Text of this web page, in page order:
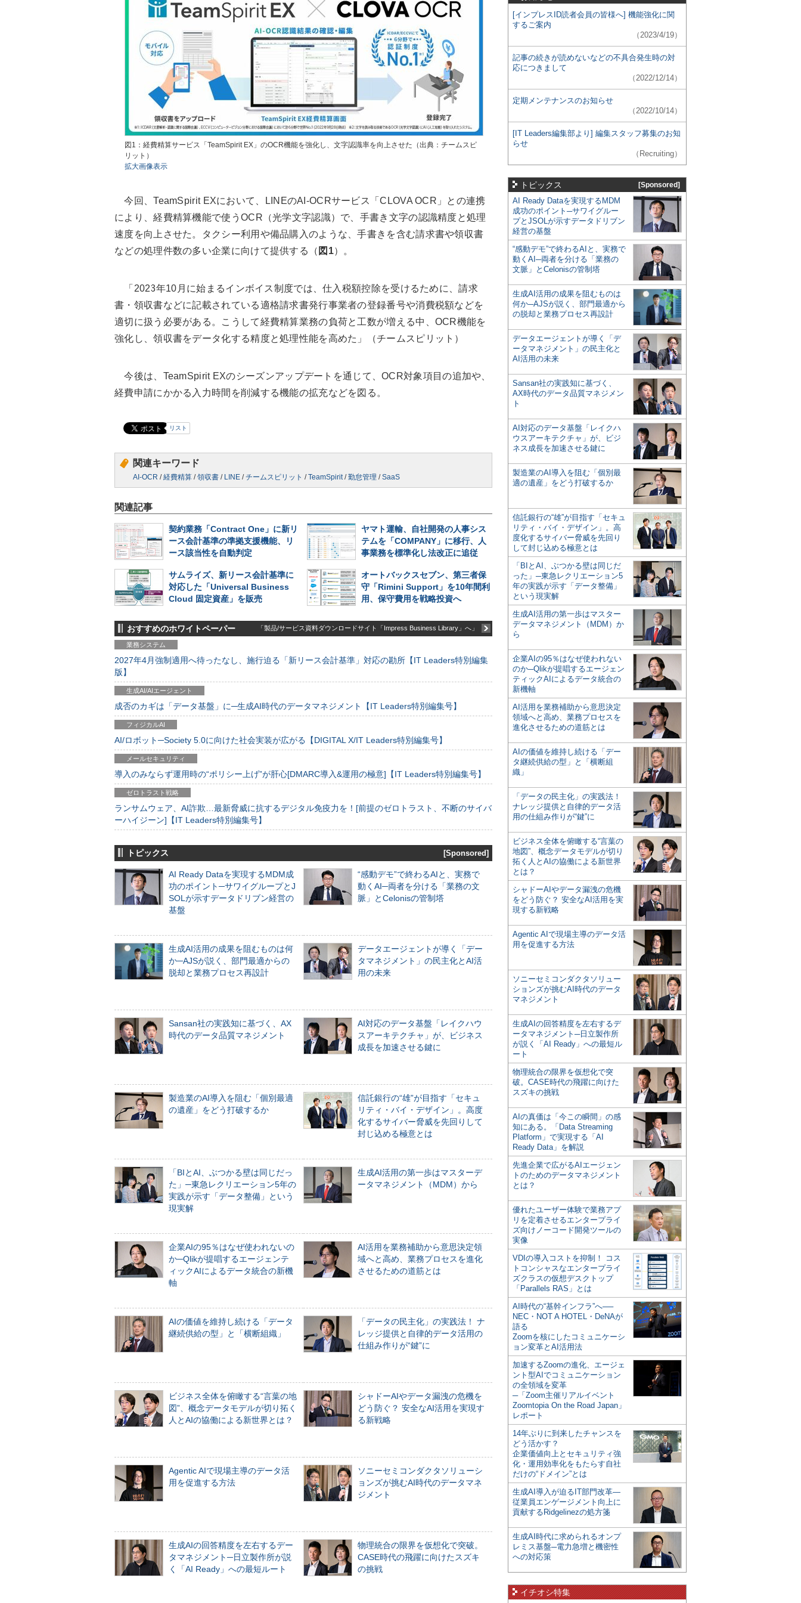
図1：経費精算サービス「TeamSpirit EX」のOCR機能を強化し、文字認識率を向上させた（出典：チームスピ
リット）
拡大画像表示
今回、TeamSpirit EXにおいて、LINEのAI-OCRサービス「CLOVA OCR」との連携
により、経費精算機能で使うOCR（光学文字認識）で、手書き文字の認識精度と処理
速度を向上させた。タクシー利用や備品購入のような、手書きを含む請求書や領収書
などの処理件数の多い企業に向けて提供する（ 図1）。
「2023年10月に始まるインボイス制度では、仕入税額控除を受けるために、請求
書・領収書などに記載されている適格請求書発行事業者の登録番号や消費税額などを
適切に扱う必要がある。こうして経費精算業務の負荷と工数が増える中、OCR機能を
強化し、領収書をデータ化する精度と処理性能を高めた」（チームスピリット）
今後は、TeamSpirit EXのシーズンアップデートを通じて、OCR対象項目の追加や、
経費申請にかかる入力時間を削減する機能の拡充などを図る。
リスト
関連キーワード
AI-OCR /経費精算 /領収書 / LINE /チームスピリット /TeamSpirit/勤怠管理 /SaaS
関連記事
契約業務「Contract One」に新リ
ース会計基準の準拠支援機能、リ
ース該当性を自動判定
ヤマト運輸、自社開発の人事シス
テムを「COMPANY」に移行、人
事業務を標準化し法改正に追従
サムライズ、新リース会計基準に
対応した「Universal Business
Cloud 固定資産」を販売
オートバックスセブン、第三者保
守「Rimini Support」を10年間利
用、保守費用を戦略投資へ
おすすめのホワイトペーパー 「製品/サービス資料ダウンロードサイト「Impress Business Library」へ」
業務システム
2027年4月強制適用へ待ったなし、施行迫る「新リース会計基準」対応の勘所【IT Leaders特別編集
版】
生成AI/AIエージェント
成否のカギは「データ基盤」に─生成AI時代のデータマネジメント【IT Leaders特別編集号】
フィジカルAI
AI/ロボット─Society 5.0に向けた社会実装が広がる【DIGITAL X/IT Leaders特別編集号】
メールセキュリティ
導入のみならず運用時の“ポリシー上げ”が肝心[DMARC導入&運用の極意]【IT Leaders特別編集号】
ゼロトラスト戦略
ランサムウェア、AI詐欺…最新脅威に抗するデジタル免疫力を！[前提のゼロトラスト、不断のサイバ
ーハイジーン]【IT Leaders特別編集号】
トピックス [Sponsored]
AI Ready Dataを実現するMDM成
功のポイント─サワイグループとJ
SOLが示すデータドリブン経営の
基盤
“感動デモ”で終わるAIと、実務で
動くAI─両者を分ける「業務の文
脈」とCelonisの管制塔
生成AI活用の成果を阻むものは何
か─AJSが説く、部門最適からの
脱却と業務プロセス再設計
データエージェントが導く「デー
タマネジメント」の民主化とAI活
用の未来
Sansan社の実践知に基づく、AX
時代のデータ品質マネジメント
AI対応のデータ基盤「レイクハウ
スアーキテクチャ」が、ビジネス
成長を加速させる鍵に
製造業のAI導入を阻む「個別最適
の遺産」をどう打破するか
信託銀行の“雄”が目指す「セキュ
リティ・バイ・デザイン」。高度
化するサイバー脅威を先回りして
封じ込める極意とは
「BIとAI、ぶつかる壁は同じだっ
た」─東急レクリエーション5年の
実践が示す「データ整備」という
現実解
生成AI活用の第一歩はマスターデ
ータマネジメント（MDM）から
企業AIの95％はなぜ使われないの
か─Qlikが提唱するエージェンテ
ィックAIによるデータ統合の新機
軸
AI活用を業務補助から意思決定領
域へと高め、業務プロセスを進化
させるための道筋とは
AIの価値を維持し続ける「データ
継続供給の型」と「横断組織」
「データの民主化」の実践法！ ナ
レッジ提供と自律的データ活用の
仕組み作りが“鍵”に
ビジネス全体を俯瞰する“言葉の地
図”、概念データモデルが切り拓く
人とAIの協働による新世界とは？
シャドーAIやデータ漏洩の危機を
どう防ぐ？ 安全なAI活用を実現す
る新戦略
Agentic AIで現場主導のデータ活
用を促進する方法
ソニーセミコンダクタソリューシ
ョンズが挑むAI時代のデータマネ
ジメント
生成AIの回答精度を左右するデー
タマネジメント─日立製作所が説
く「AI Ready」への最短ルート
物理統合の限界を仮想化で突破。
CASE時代の飛躍に向けたスズキ
の挑戦
[インプレスID読者会員の皆様へ] 機能強化に関
するご案内
（2023/4/19）
記事の続きが読めないなどの不具合発生時の対
応につきまして
（2022/12/14）
定期メンテナンスのお知らせ
（2022/10/14）
[IT Leaders編集部より] 編集スタッフ募集のお知
らせ
（Recruiting）
トピックス [Sponsored]
AI Ready Dataを実現するMDM
成功のポイント─サワイグルー
プとJSOLが示すデータドリブン
経営の基盤
“感動デモ”で終わるAIと、実務で
動くAI─両者を分ける「業務の
文脈」とCelonisの管制塔
生成AI活用の成果を阻むものは
何か─AJSが説く、部門最適から
の脱却と業務プロセス再設計
データエージェントが導く「デ
ータマネジメント」の民主化と
AI活用の未来
Sansan社の実践知に基づく、
AX時代のデータ品質マネジメン
ト
AI対応のデータ基盤「レイクハ
ウスアーキテクチャ」が、ビジ
ネス成長を加速させる鍵に
製造業のAI導入を阻む「個別最
適の遺産」をどう打破するか
信託銀行の“雄”が目指す「セキュ
リティ・バイ・デザイン」。高
度化するサイバー脅威を先回り
して封じ込める極意とは
「BIとAI、ぶつかる壁は同じだ
った」─東急レクリエーション5
年の実践が示す「データ整備」
という現実解
生成AI活用の第一歩はマスター
データマネジメント（MDM）か
ら
企業AIの95％はなぜ使われない
のか─Qlikが提唱するエージェン
ティックAIによるデータ統合の
新機軸
AI活用を業務補助から意思決定
領域へと高め、業務プロセスを
進化させるための道筋とは
AIの価値を維持し続ける「デー
タ継続供給の型」と「横断組
織」
「データの民主化」の実践法！
ナレッジ提供と自律的データ活
用の仕組み作りが“鍵”に
ビジネス全体を俯瞰する“言葉の
地図”、概念データモデルが切り
拓く人とAIの協働による新世界
とは？
シャドーAIやデータ漏洩の危機
をどう防ぐ？ 安全なAI活用を実
現する新戦略
Agentic AIで現場主導のデータ活
用を促進する方法
ソニーセミコンダクタソリュー
ションズが挑むAI時代のデータ
マネジメント
生成AIの回答精度を左右するデ
ータマネジメント─日立製作所
が説く「AI Ready」への最短ル
ート
物理統合の限界を仮想化で突
破。CASE時代の飛躍に向けた
スズキの挑戦
AIの真価は「今この瞬間」の感
知にある。「Data Streaming
Platform」で実現する「AI
Ready Data」を解説
先進企業で広がるAIエージェン
トのためのデータマネジメント
とは？
優れたユーザー体験で業務アプ
リを定着させるエンタープライ
ズ向けノーコード開発ツールの
実像
VDIの導入コストを抑制！ コス
トコンシャスなエンタープライ
ズクラスの仮想デスクトップ
「Parallels RAS」とは
AI時代の“基幹インフラ”へ──
NEC・NOT A HOTEL・DeNAが
語る
Zoomを核にしたコミュニケーシ
ョン変革とAI活用法
加速するZoomの進化、エージェ
ント型AIでコミュニケーション
の全領域を変革
─「Zoom主催リアルイベント
Zoomtopia On the Road Japan」
レポート
14年ぶりに到来したチャンスを
どう活かす？
企業価値向上とセキュリティ強
化・運用効率化をもたらす自社
だけの“ドメイン”とは
生成AI導入が迫るIT部門改革―
従業員エンゲージメント向上に
貢献するRidgelinezの処方箋
生成AI時代に求められるオンプ
レミス基盤─電力急増と機密性
への対応策
イチオシ特集